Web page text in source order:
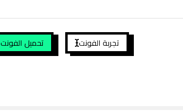
تحميل الفونت تجربة الفونت